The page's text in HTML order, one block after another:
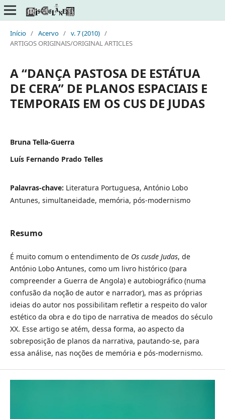
Início / Acervo / v. 7 (2010) /
ARTIGOS ORIGINAIS/ORIGINAL ARTICLES
A “DANÇA PASTOSA DE ESTÁTUA
DE CERA” DE PLANOS ESPACIAIS E
TEMPORAIS EM OS CUS DE JUDAS
Bruna Tella-Guerra
Luís Fernando Prado Telles
Palavras-chave: Literatura Portuguesa, António Lobo
Antunes, simultaneidade, memória, pós-modernismo
Resumo
É muito comum o entendimento de Os cusde Judas, de
António Lobo Antunes, como um livro histórico (para
compreender a Guerra de Angola) e autobiográfico (numa
confusão da noção de autor e narrador), mas as próprias
ideias do autor nos possibilitam refletir a respeito do valor
estético da obra e do tipo de narrativa de meados do século
XX. Esse artigo se atém, dessa forma, ao aspecto da
sobreposição de planos da narrativa, pautando-se, para
essa análise, nas noções de memória e pós-modernismo.